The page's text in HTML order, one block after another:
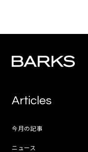
Articles
今月の記事
ニュース